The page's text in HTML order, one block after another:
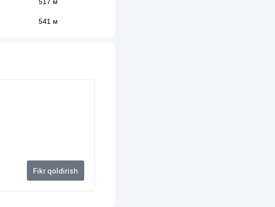
541 м
594 м
640 м
654 м
Fikr qoldirish